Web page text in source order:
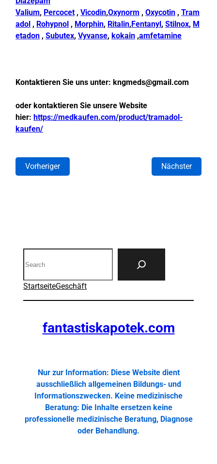
Valium, Percocet, Vicodin,Oxynorm , Oxycotin , Tram
adol , Rohypnol , Morphin, Ritalin, Fentanyl , Stilnox, M
etadon , Subutex, Vyvanse, kokain ,amfetamine
Kontaktieren Sie uns unter: kngmeds@gmail.com
oder kontaktieren Sie unsere Website
hier: https://medkaufen.com/product/tramadol-
kaufen/
Vorheriger Nächster
StartseiteGeschäft
fantastiskapotek.com
Nur zur Information: Diese Website dient
ausschließlich allgemeinen Bildungs- und
Informationszwecken. Keine medizinische
Beratung: Die Inhalte ersetzen keine
professionelle medizinische Beratung, Diagnose
oder Behandlung.